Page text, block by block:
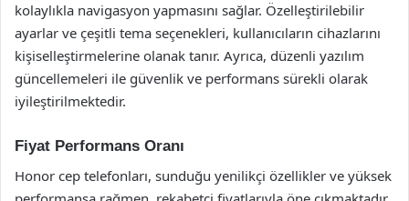
kolaylıkla navigasyon yapmasını sağlar. Özelleştirilebilir
ayarlar ve çeşitli tema seçenekleri, kullanıcıların cihazlarını
kişiselleştirmelerine olanak tanır. Ayrıca, düzenli yazılım
güncellemeleri ile güvenlik ve performans sürekli olarak
iyileştirilmektedir.
Fiyat Performans Oranı
Honor cep telefonları, sunduğu yenilikçi özellikler ve yüksek